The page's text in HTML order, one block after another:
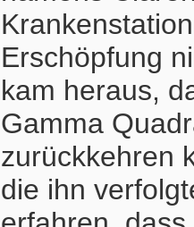
Erschöpfung
kam heraus,
Gamma
zurückkehren
die ihn